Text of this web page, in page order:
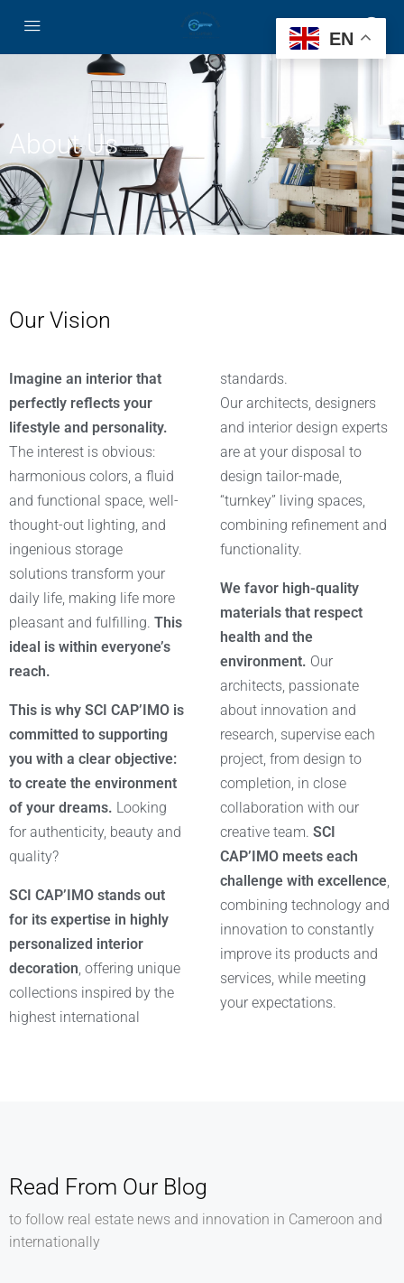
About Us
Our Vision
Imagine an interior that
perfectly reflects your
lifestyle and personality.
The interest is obvious:
harmonious colors, a fluid
and functional space, well-
thought-out lighting, and
ingenious storage
solutions transform your
daily life, making life more
pleasant and fulfilling. This
ideal is within everyone’s
reach.
This is why SCI CAP’IMO is
committed to supporting
you with a clear objective:
to create the environment
of your dreams. Looking
for authenticity, beauty and
quality?
SCI CAP’IMO stands out
for its expertise in highly
personalized interior
decoration, offering unique
collections inspired by the
highest international
standards.
Our architects, designers
and interior design experts
are at your disposal to
design tailor-made,
“turnkey” living spaces,
combining refinement and
functionality.
We favor high-quality
materials that respect
health and the
environment. Our
architects, passionate
about innovation and
research, supervise each
project, from design to
completion, in close
collaboration with our
creative team. SCI
CAP’IMO meets each
challenge with excellence,
combining technology and
innovation to constantly
improve its products and
services, while meeting
your expectations.
Read From Our Blog
to follow real estate news and innovation in Cameroon and
internationally
EN